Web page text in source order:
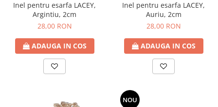
Inel pentru esarfa LACEY,
Argintiu, 2cm
28,00 RON
ADAUGA IN COS
Inel pentru esarfa LACEY,
Auriu, 2cm
28,00 RON
ADAUGA IN COS
NOU